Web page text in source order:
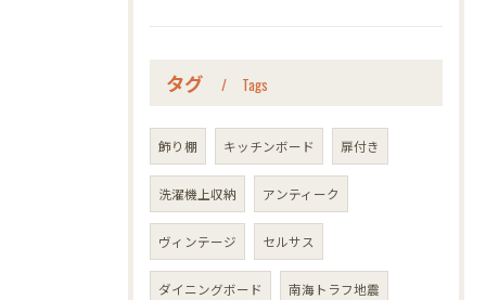
タグ Tags
飾り棚 キッチンボード 扉付き
洗濯機上収納 アンティーク
ヴィンテージ セルサス
ダイニングボード 南海トラフ地震